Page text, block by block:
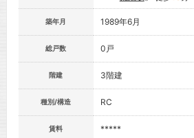
築年月 1989年6月
総戸数 0戸
階建 3階建
種別/構造 RC
賃料 *****